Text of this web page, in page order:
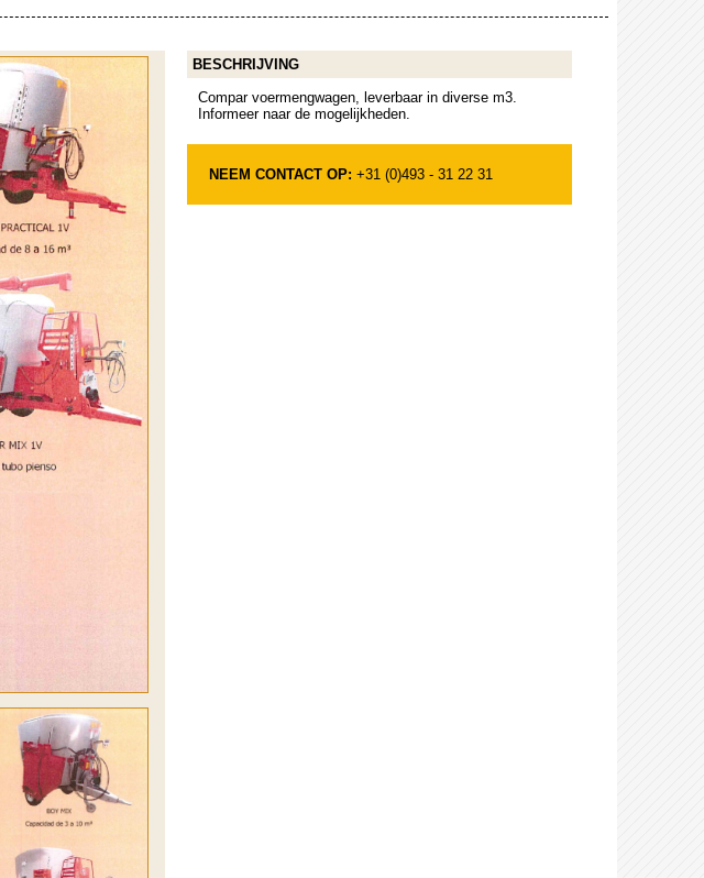
BESCHRIJVING
Compar voermengwagen, leverbaar in diverse m3.
Informeer naar de mogelijkheden.
NEEM CONTACT OP: +31 (0)493 - 31 22 31